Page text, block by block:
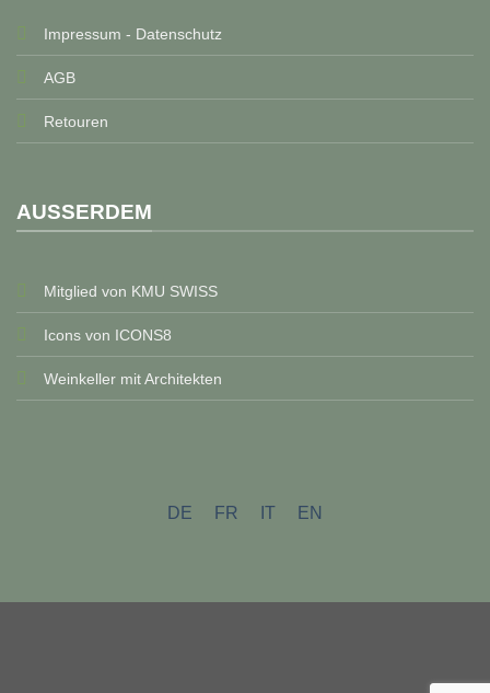
Impressum - Datenschutz
AGB
Retouren
AUSSERDEM
Mitglied von KMU SWISS
Icons von ICONS8
Weinkeller mit Architekten
DE FR IT EN